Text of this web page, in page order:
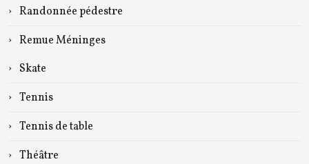
Randonnée pédestre
Remue Méninges
Skate
Tennis
Tennis de table
Théâtre